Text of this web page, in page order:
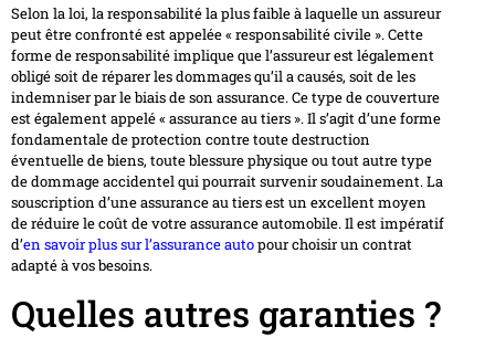
Selon la loi, la responsabilité la plus faible à laquelle un assureur
peut être confronté est appelée « responsabilité civile ». Cette
forme de responsabilité implique que l’assureur est légalement
obligé soit de réparer les dommages qu’il a causés, soit de les
indemniser par le biais de son assurance. Ce type de couverture
est également appelé « assurance au tiers ». Il s’agit d’une forme
fondamentale de protection contre toute destruction
éventuelle de biens, toute blessure physique ou tout autre type
de dommage accidentel qui pourrait survenir soudainement. La
souscription d’une assurance au tiers est un excellent moyen
de réduire le coût de votre assurance automobile. Il est impératif
d’en savoir plus sur l’assurance autopour choisir un contrat
adapté à vos besoins.
Quelles autres garanties ?